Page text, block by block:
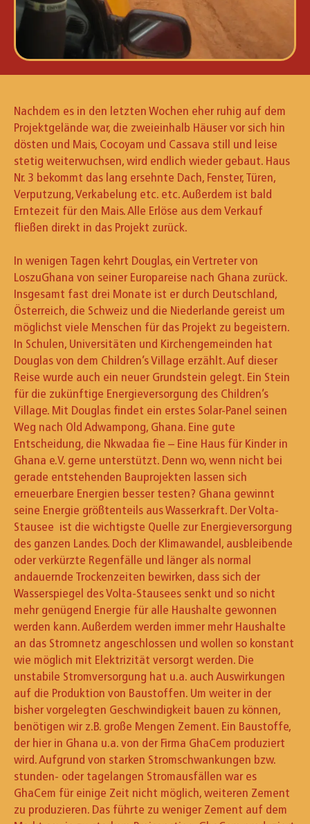
Nachdem es in den letzten Wochen eher ruhig auf dem
Projektgelände war, die zweieinhalb Häuser vor sich hin
dösten und Mais, Cocoyam und Cassava still und leise
stetig weiterwuchsen, wird endlich wieder gebaut. Haus
Nr. 3 bekommt das lang ersehnte Dach, Fenster, Türen,
Verputzung, Verkabelung etc. etc. Außerdem ist bald
Erntezeit für den Mais. Alle Erlöse aus dem Verkauf
fließen direkt in das Projekt zurück.
In wenigen Tagen kehrt Douglas, ein Vertreter von
LoszuGhana von seiner Europareise nach Ghana zurück.
Insgesamt fast drei Monate ist er durch Deutschland,
Österreich, die Schweiz und die Niederlande gereist um
möglichst viele Menschen für das Projekt zu begeistern.
In Schulen, Universitäten und Kirchengemeinden hat
Douglas von dem Children’s Village erzählt. Auf dieser
Reise wurde auch ein neuer Grundstein gelegt. Ein Stein
für die zukünftige Energieversorgung des Children’s
Village. Mit Douglas findet ein erstes Solar-Panel seinen
Weg nach Old Adwampong, Ghana. Eine gute
Entscheidung, die Nkwadaa fie – Eine Haus für Kinder in
Ghana e.V. gerne unterstützt. Denn wo, wenn nicht bei
gerade entstehenden Bauprojekten lassen sich
erneuerbare Energien besser testen? Ghana gewinnt
seine Energie größtenteils aus Wasserkraft. Der Volta-
Stausee ist die wichtigste Quelle zur Energieversorgung
des ganzen Landes. Doch der Klimawandel, ausbleibende
oder verkürzte Regenfälle und länger als normal
andauernde Trockenzeiten bewirken, dass sich der
Wasserspiegel des Volta-Stausees senkt und so nicht
mehr genügend Energie für alle Haushalte gewonnen
werden kann. Außerdem werden immer mehr Haushalte
an das Stromnetz angeschlossen und wollen so konstant
wie möglich mit Elektrizität versorgt werden. Die
unstabile Stromversorgung hat u.a. auch Auswirkungen
auf die Produktion von Baustoffen. Um weiter in der
bisher vorgelegten Geschwindigkeit bauen zu können,
benötigen wir z.B. große Mengen Zement. Ein Baustoffe,
der hier in Ghana u.a. von der Firma GhaCem produziert
wird. Aufgrund von starken Stromschwankungen bzw.
stunden- oder tagelangen Stromausfällen war es
GhaCem für einige Zeit nicht möglich, weiteren Zement
zu produzieren. Das führte zu weniger Zement auf dem